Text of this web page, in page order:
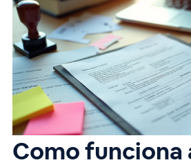
Como funciona